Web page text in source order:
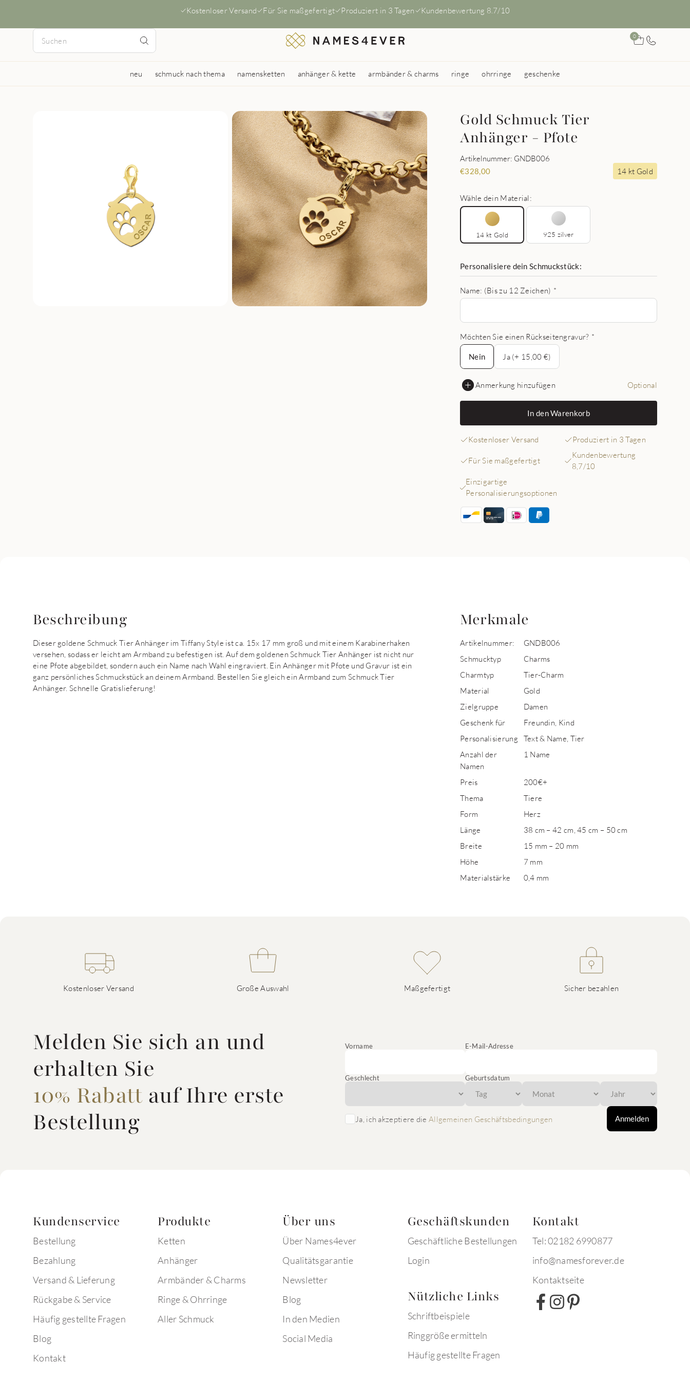
Kostenloser Versand Für Sie maßgefertigt Produziert in 3 Tagen Kundenbewertung 8.7/10
0
neu schmuck nach thema namensketten anhänger & kette armbänder & charms ringe ohrringe geschenke
Gold Schmuck Tier
Anhänger - Pfote
Artikelnummer: GNDB006
€328,00 14 kt Gold
Wähle dein Material:
14 kt Gold 925 zilver
Personalisiere dein Schmuckstück:
Name: (Bis zu 12 Zeichen) *
Möchten Sie einen Rückseitengravur? *
Nein
Nein
Ja (+ 15,00 €)
Anmerkung hinzufügen Optional
In den Warenkorb
Kostenloser Versand Produziert in 3 Tagen
Für Sie maßgefertigt
Kundenbewertung
8,7/10
Einzigartige
Personalisierungsoptionen
Beschreibung
Dieser goldene Schmuck Tier Anhänger im Tiffany Style ist ca. 15x 17 mm groß und mit einem Karabinerhaken
versehen, sodass er leicht am Armband zu befestigen ist. Auf dem goldenen Schmuck Tier Anhänger ist nicht nur
eine Pfote abgebildet, sondern auch ein Name nach Wahl eingraviert. Ein Anhänger mit Pfote und Gravur ist ein
ganz persönliches Schmuckstück an deinem Armband. Bestellen Sie gleich ein Armband zum Schmuck Tier
Anhänger. Schnelle Gratislieferung!
Merkmale
Artikelnummer:
GNDB006
Schmucktyp
Charms
Charmtyp
Tier-Charm
Material
Gold
Zielgruppe
Damen
Geschenk für
Freundin, Kind
Personalisierung
Text & Name, Tier
Anzahl der
Namen
1 Name
Preis
200€+
Thema
Tiere
Form
Herz
Länge
38 cm – 42 cm, 45 cm – 50 cm
Breite
15 mm – 20 mm
Höhe
7 mm
Materialstärke
0,4 mm
Kostenloser Versand Große Auswahl Maßgefertigt Sicher bezahlen
Melden Sie sich an und
erhalten Sie
10% Rabattauf Ihre erste
Bestellung
Vorname E-Mail-Adresse
Geschlecht Geburtsdatum
Ja, ich akzeptiere die Allgemeinen Geschäftsbedingungen Anmelden
Kundenservice
Bestellung
Bezahlung
Versand & Lieferung
Rückgabe & Service
Häufig gestellte Fragen
Blog
Kontakt
Produkte
Ketten
Anhänger
Armbänder & Charms
Ringe & Ohrringe
Aller Schmuck
Über uns
Über Names4ever
Qualitätsgarantie
Newsletter
Blog
In den Medien
Social Media
Geschäftskunden
Geschäftliche Bestellungen
Login
Nützliche Links
Schriftbeispiele
Ringgröße ermitteln
Häufig gestellte Fragen
Kontakt
Tel: 02182 6990877
info@namesforever.de
Kontaktseite